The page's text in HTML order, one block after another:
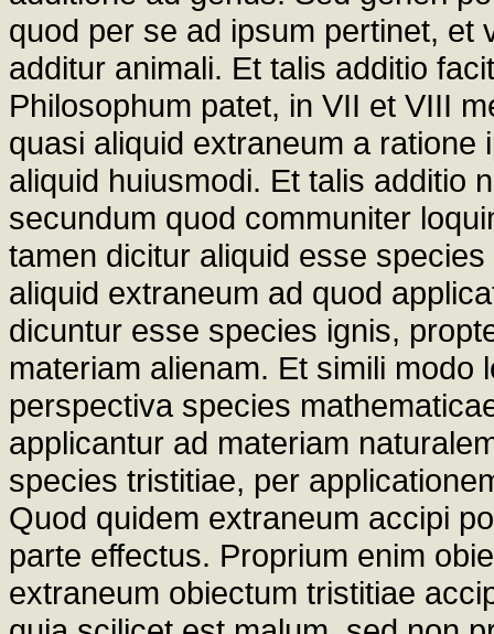
quod per se ad ipsum pertinet, et
additur animali. Et talis additio
Philosophum patet, in VII et VIII
quasi aliquid extraneum a
aliquid huiusmodi. Et talis additio
secundum quod communiter
tamen dicitur aliquid esse
aliquid extraneum ad quod
dicuntur esse species ignis,
materiam alienam. Et simili modo
perspectiva species
applicantur ad materiam
species tristitiae, per
Quod quidem extraneum accipi
parte effectus. Proprium enim
extraneum obiectum tristitiae